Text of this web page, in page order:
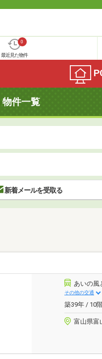
0
最近見た物件
物件一覧
新着メールを受取る
あいの風
その他の交通
築39年 / 10
富山県富